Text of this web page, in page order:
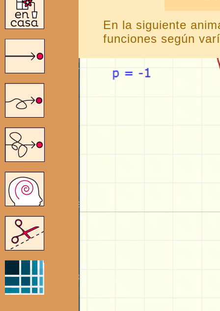
En la siguiente
funciones según